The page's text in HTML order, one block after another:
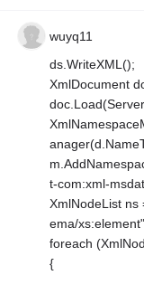
wuyq11
ds.WriteXML();
XmlDocument
t-com:xml-
XmlNodeList ns
ema/
foreach
{